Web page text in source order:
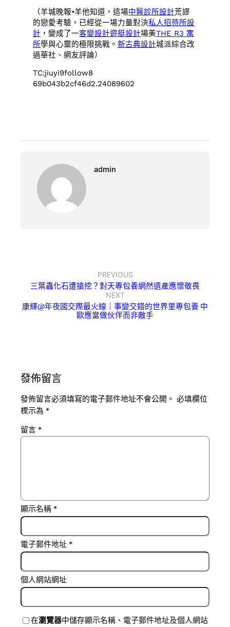
（羊城晚報•羊他知道，這場中醫診所設計荒謬
的戀愛考驗，已經從一場力量對決私人招待所設
計 ，變成了一客變設計遊艇設計場美THE R3 寓
所學與心靈的極限挑戰。新古典設計城派綜合改
過華社、網友評論）
TC:jiuyi9follow8
69b043b2cf46d2.24089602
admin
PREVIOUS
三葉蟲化石遭搶挖？對天專包養網然遺產應懷敬畏
NEXT
康輝@年夜國交際最火線｜事變交錯的世界里專包養 中
歐應當做伙伴而非敵手
發佈留言
發佈留言必須填寫的電子郵件地址不會公開。 必填欄位
標示為 *
留言 *
顯示名稱 *
電子郵件地址 *
個人網站網址
在瀏覽器中儲存顯示名稱、電子郵件地址及個人網站